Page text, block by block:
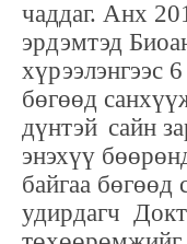
чаддаг. Анх
эрдэмтэд
хүрээлэнгээс
бөгөөд
дүнтэй сайн
энэхүү
байгаа бөгөөд
удирдагч